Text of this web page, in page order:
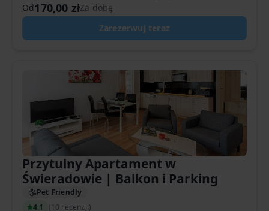
Od170,00 złZa dobę
Zarezerwuj teraz
Przytulny Apartament w
Świeradowie | Balkon i Parking
Pet Friendly
4.1
(10 recenzji)